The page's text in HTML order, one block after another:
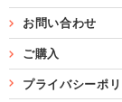
お問い合わせ
ご購入
プライバシーポ